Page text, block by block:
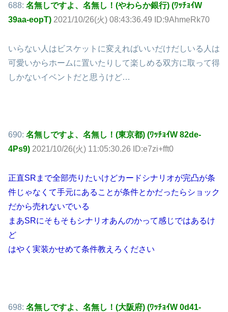
688: 名無しですよ、名無し！(やわらか銀行) (ﾜｯﾁｮｲW
39aa-eopT) 2021/10/26(火) 08:43:36.49 ID:9AhmeRk70
いらない人はビスケットに変えればいいだけだしいる人は
可愛いからホームに置いたりして楽しめる双方に取って得
しかないイベントだと思うけど…
690: 名無しですよ、名無し！(東京都) (ﾜｯﾁｮｲW 82de-
4Ps9) 2021/10/26(火) 11:05:30.26 ID:e7zi+fft0
正直SRまで全部売りたいけどカードシナリオが完凸が条
件じゃなくて手元にあることが条件とかだったらショック
だから売れないでいる
まあSRにそもそもシナリオあんのかって感じではあるけ
ど
はやく実装かせめて条件教えろください
698: 名無しですよ、名無し！(大阪府) (ﾜｯﾁｮｲW 0d41-